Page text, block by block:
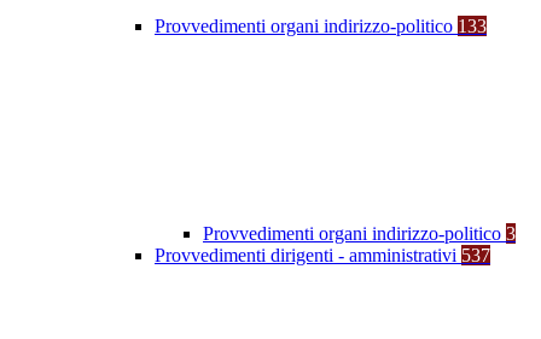
Provvedimenti organi indirizzo-politico 133
Provvedimenti organi indirizzo-politico 3
Provvedimenti dirigenti - amministrativi 537